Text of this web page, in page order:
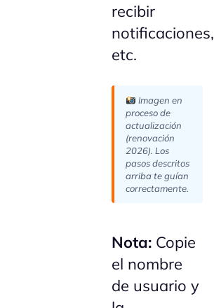
recibir
notificaciones,
etc.
Imagen en
proceso de
actualización
(renovación
2026). Los
pasos descritos
arriba te guían
correctamente.
Nota: Copie
el nombre
de usuario y